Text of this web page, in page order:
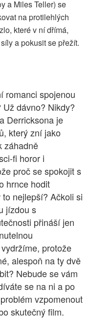
a Miles Teller) se
na protilehlých
které v ní dřímá,
a pokusit se přežít.
romanci spojenou
dávno? Nikdy?
Derricksona je
který zní jako
záhadně
fi horor i
proč se spokojit s
hrnce hodit
nejlepší? Ačkoli si
jízdou s
přináší jen
protože
alespoň na ty dvě
Nebude se vám
se na ni a po
vzpomenout
skutečný film.